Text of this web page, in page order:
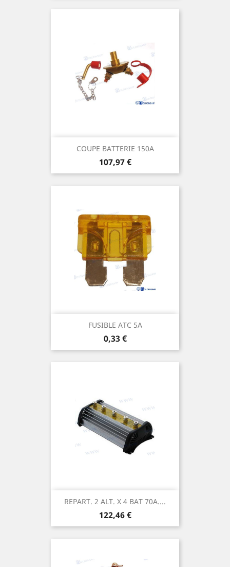
COUPE BATTERIE 150A
Prix
107,97 €
FUSIBLE ATC 5A
Prix
0,33 €
REPART. 2 ALT. X 4 BAT 70A....
Prix
122,46 €